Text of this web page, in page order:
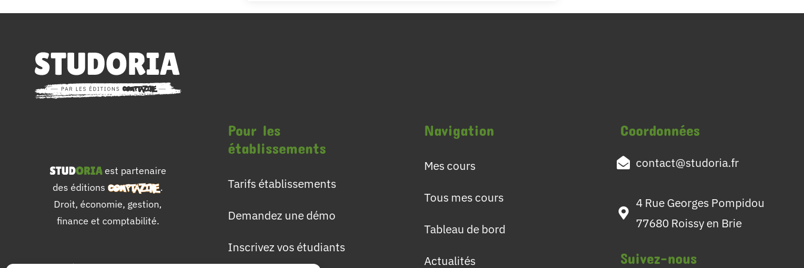
est partenaire
des éditions
.
Droit, économie, gestion,
finance et comptabilité.
Pour les
établissements
Tarifs établissements
Demandez une démo
Inscrivez vos étudiants
Navigation
Mes cours
Tous mes cours
Tableau de bord
Actualités
Coordonnées
contact@studoria.fr
4 Rue Georges Pompidou
77680 Roissy en Brie
Suivez-nous